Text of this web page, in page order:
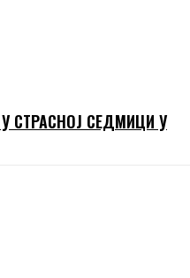
СТРАСНОЈ СЕДМИЦИ У